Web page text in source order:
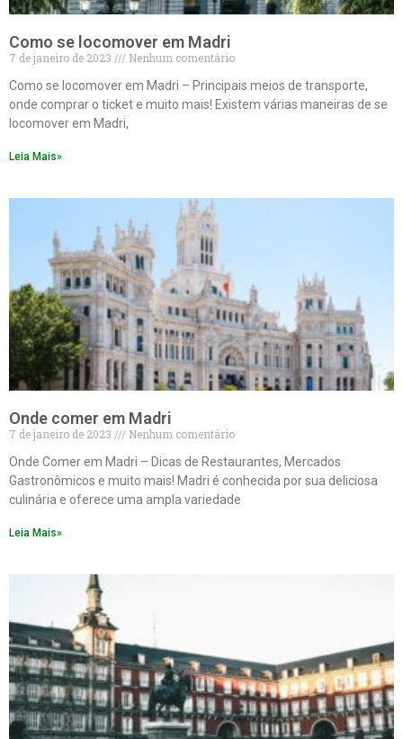
Como se locomover em Madri
7 de janeiro de 2023
Nenhum comentário
Como se locomover em Madri – Principais meios de transporte,
onde comprar o ticket e muito mais! Existem várias maneiras de se
locomover em Madri,
Leia Mais»
Onde comer em Madri
7 de janeiro de 2023
Nenhum comentário
Onde Comer em Madri – Dicas de Restaurantes, Mercados
Gastronômicos e muito mais! Madri é conhecida por sua deliciosa
culinária e oferece uma ampla variedade
Leia Mais»